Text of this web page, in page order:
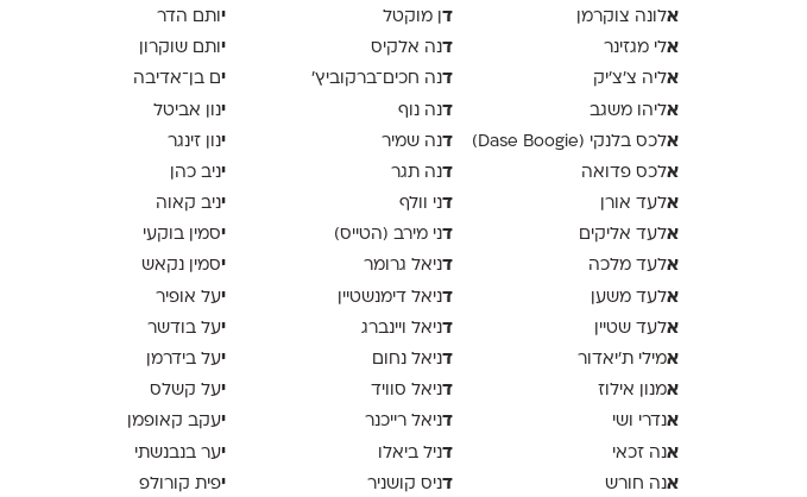
אלונה צוקרמן
אלי מגזינר
אליה צ׳צ׳יק
אליהו משגב
אלכס בלנקי (Dase Boogie)
אלכס פדואה
אלעד אורן
אלעד אליקים
אלעד מלכה
אלעד משען
אלעד שטיין
אמילי ת׳יאדור
אמנון אילוז
אנדרי ושי
אנה זכאי
אנה חורש
ד ן מוקטל
דנה אלקיס
דנה חכים־ברקוביץ׳
דנה נוף
דנה שמיר
דנה תגר
דני וולף
דני מירב (הטייס)
דניאל גרומר
דניאל דימנשטיין
דניאל ויינברג
דניאל נחום
דניאל סוויד
דניאל רייכנר
דניל ביאלו
דניס קושניר
יותם הדר
יותם שוקרון
ים בן־אדיבה
ינון אביטל
ינון זינגר
יניב כהן
יניב קאוה
יסמין בוקעי
יסמין נקאש
יעל אופיר
יעל בודשר
יעל בידרמן
יעל קשלס
יעקב קאופמן
יער בנבנשתי
יפית קורולפ